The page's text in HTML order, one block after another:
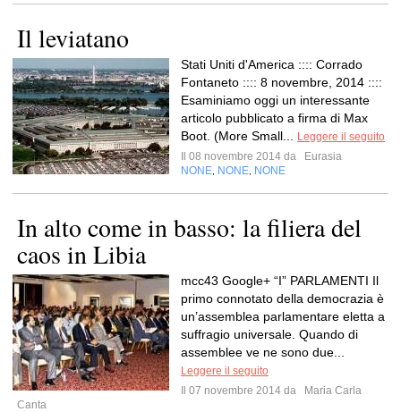
Il leviatano
Stati Uniti d'America :::: Corrado
Fontaneto :::: 8 novembre, 2014 ::::
Esaminiamo oggi un interessante
articolo pubblicato a firma di Max
Boot. (More Small...
Leggere il seguito
Il 08 novembre 2014 da
Eurasia
NONE NONE NONE
In alto come in basso: la filiera del
caos in Libia
mcc43 Google+ “I” PARLAMENTI Il
primo connotato della democrazia è
un’assemblea parlamentare eletta a
suffragio universale. Quando di
assemblee ve ne sono due...
Leggere il seguito
Il 07 novembre 2014 da
Maria Carla
Canta